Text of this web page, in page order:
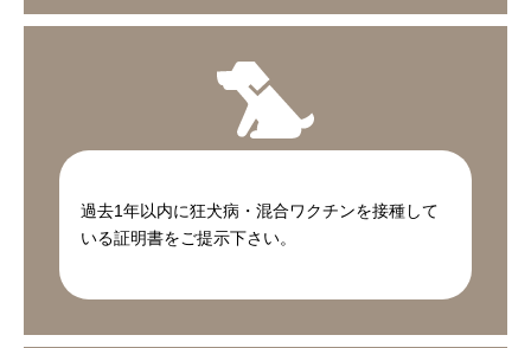
過去1年以内に狂犬病・混合ワクチンを接種して
いる証明書をご提示下さい。